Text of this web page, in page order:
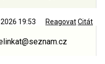
19:53 ReagovatCitát